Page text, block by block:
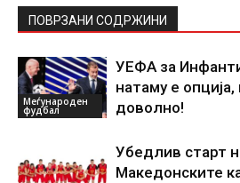
ПОВРЗАНИ СОДРЖИНИ
Меѓународен
фудбал
УЕФА за
натаму е
доволно!
Убедлив старт
Македонските